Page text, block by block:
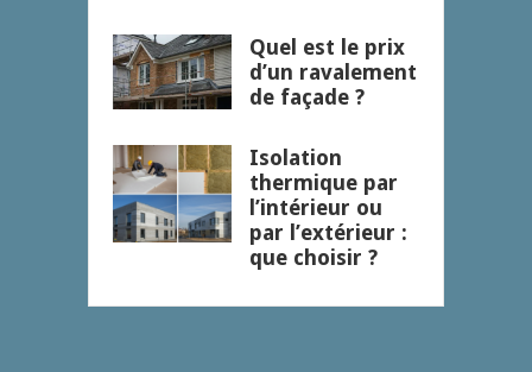
Quel est le prix
d’un ravalement
de façade ?
Isolation
thermique par
l’intérieur ou
par l’extérieur :
que choisir ?